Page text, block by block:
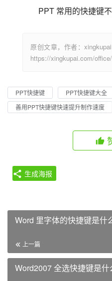
PPT 常用的快捷键
原创文章，作者：
https://xingkupai.com/
PPT快捷键
PPT快捷键大全
善用PPT快捷键快速提升制作速度
生成海报
Word 里字体的快捷键是什
上一篇
Word2007 全选快捷键是什